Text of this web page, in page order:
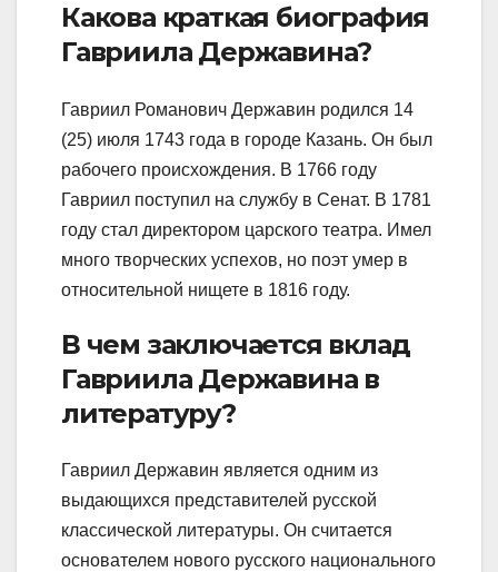
Какова краткая биография
Гавриила Державина?
Гавриил Романович Державин родился 14
(25) июля 1743 года в городе Казань. Он был
рабочего происхождения. В 1766 году
Гавриил поступил на службу в Сенат. В 1781
году стал директором царского театра. Имел
много творческих успехов, но поэт умер в
относительной нищете в 1816 году.
В чем заключается вклад
Гавриила Державина в
литературу?
Гавриил Державин является одним из
выдающихся представителей русской
классической литературы. Он считается
основателем нового русского национального